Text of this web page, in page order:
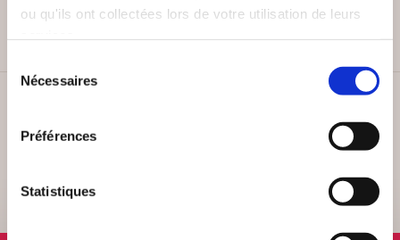
ou qu'ils ont collectées lors de votre utilisation de leurs
Nécessaires
Préférences
Statistiques
Lundi au vendredi, 10-12h / 14-16h